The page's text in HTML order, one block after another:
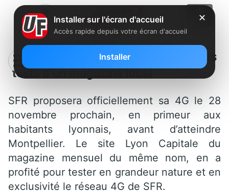
4G de SFR : 70 Mb/s à Lyon selon les
tests d’un magazine local
SFR proposera officiellement sa 4G le 28
novembre prochain, en primeur aux
habitants lyonnais, avant d’atteindre
Montpellier. Le site Lyon Capitale du
magazine mensuel du même nom, en a
profité pour tester en grandeur nature et en
exclusivité le réseau 4G de SFR.
✕
Installer sur l'écran d'accueil
Accès rapide depuis votre écran d'accueil
Installer